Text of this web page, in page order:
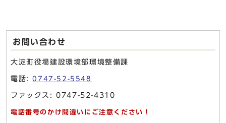
お問い合わせ
大淀町役場建設環境部環境整備課
電話:0747-52-5548
ファックス: 0747-52-4310
電話番号のかけ間違いにご注意ください！